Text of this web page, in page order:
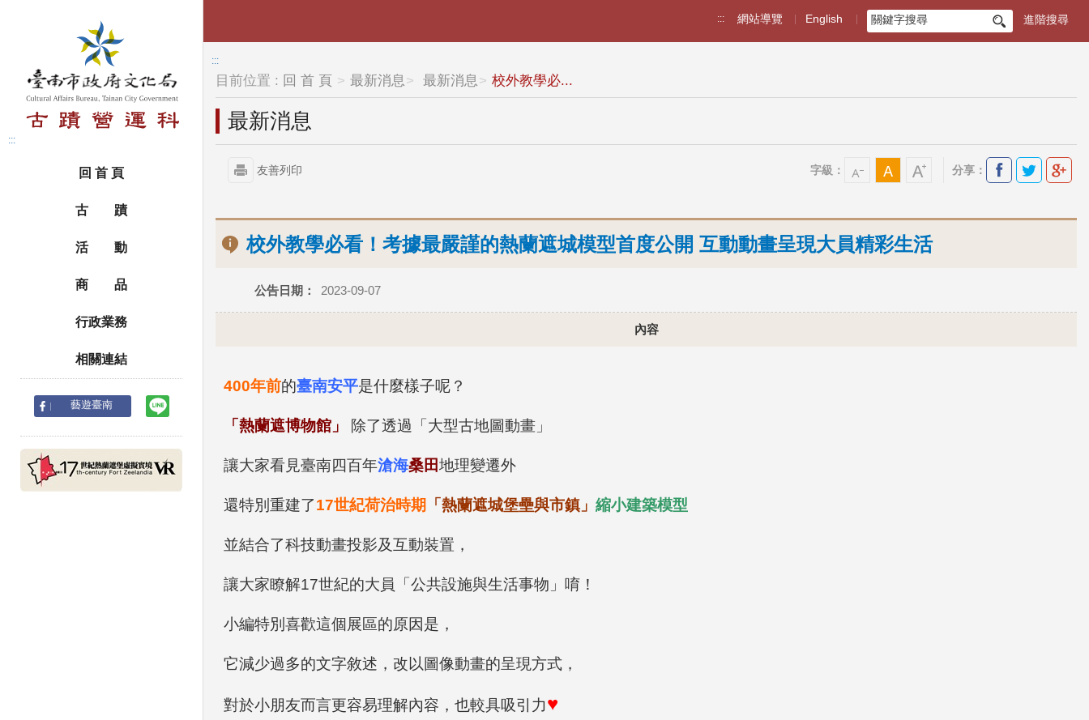
:::
回 首 頁
古 蹟
活 動
商 品
行政業務
相關連結
藝遊臺南
::: 網站導覽 English 搜
尋
進階搜尋
:::
目前位置 : 回 首 頁 最新消息 最新消息 校外教學必...
最新消息
友善列印 字級： 分享：
校外教學必看！考據最嚴謹的熱蘭遮城模型首度公開 互動動畫呈現大員精彩生活
公告日期： 2023-09-07
內容
400年前的臺南安平是什麼樣子呢？
「熱蘭遮博物館」 除了透過「大型古地圖動畫」
讓大家看見臺南四百年滄海桑田地理變遷外
還特別重建了17世紀荷治時期 「熱蘭遮城堡壘與市鎮」 縮小建築模型
並結合了科技動畫投影及互動裝置，
讓大家瞭解17世紀的大員「公共設施與生活事物」唷！
小編特別喜歡這個展區的原因是，
它減少過多的文字敘述，改以圖像動畫的呈現方式，
對於小朋友而言更容易理解內容，也較具吸引力♥